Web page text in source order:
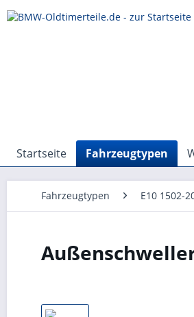
Startseite Fahrzeugtypen
Fahrzeugtypen E10 1502-